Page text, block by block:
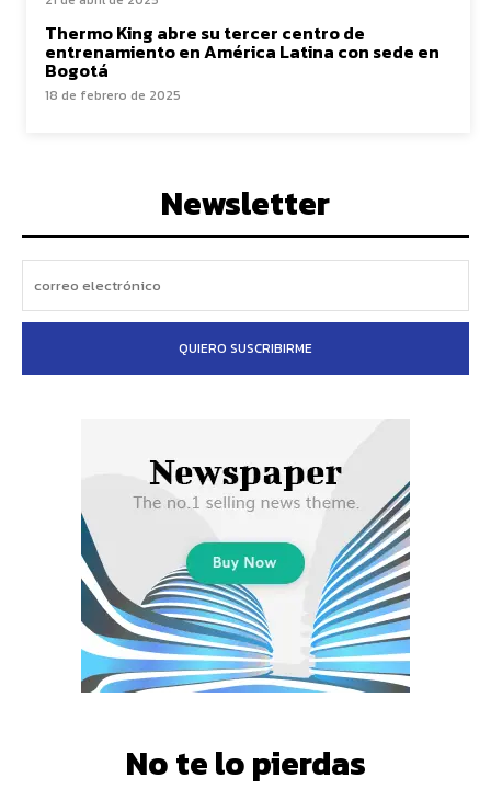
Thermo King abre su tercer centro de
entrenamiento en América Latina con sede en
Bogotá
18 de febrero de 2025
Newsletter
QUIERO SUSCRIBIRME
No te lo pierdas